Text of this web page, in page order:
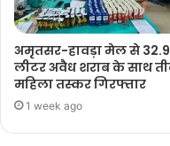
अमृतसर-हावड़ा मेल से
लीटर अवैध शराब के साथ
महिला तस्कर गिरफ्तार
1 week ago